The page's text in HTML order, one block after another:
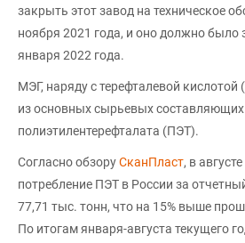
закрыть этот завод на техническое
ноября 2021 года, и оно должно было
января 2022 года.
МЭГ, наряду с терефталевой
из основных сырьевых составляющих
полиэтилентерефталата (ПЭТ).
Согласно обзоруСканПласт, в
потребление ПЭТ в России за
77,71 тыс. тонн, что на 15% выше
По итогам января-августа текущего